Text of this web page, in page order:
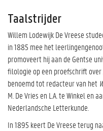
Taalstrijder
Willem Lodewijk De Vreese
in 1885 mee het
promoveert hij aan de Gentse
filologie op een proefschrift
benoemd tot redacteur van het
M. De Vries en L.A. te Winkel en
Nederlandsche Letterkunde.
In 1895 keert De Vreese terug